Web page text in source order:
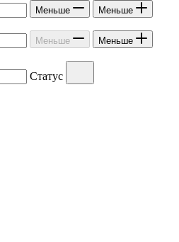
Меньше Меньше
Меньше Меньше
Статус